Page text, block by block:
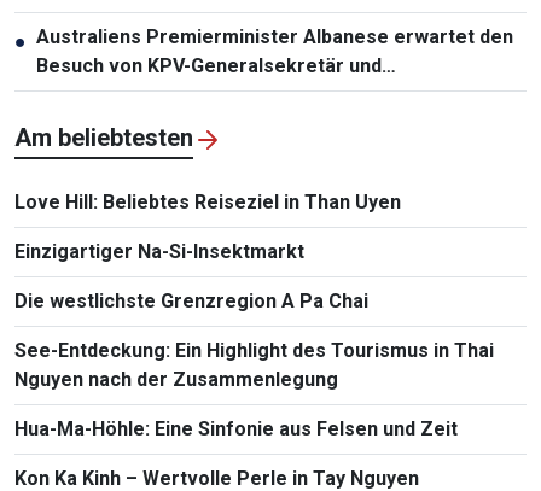
Malaysia
● Australiens Premierminister Albanese erwartet den
Besuch von KPV-Generalsekretär und
Staatspräsident To Lam
Am beliebtesten
Love Hill: Beliebtes Reiseziel in Than Uyen
Einzigartiger Na-Si-Insektmarkt
Die westlichste Grenzregion A Pa Chai
See-Entdeckung: Ein Highlight des Tourismus in Thai
Nguyen nach der Zusammenlegung
Hua-Ma-Höhle: Eine Sinfonie aus Felsen und Zeit
Kon Ka Kinh – Wertvolle Perle in Tay Nguyen